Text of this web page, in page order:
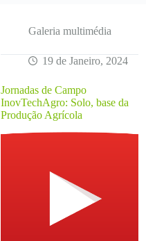
Robótica
IoT
na
Galeria multimédia
19 de Janeiro, 2024
Jornadas de Campo
InovTechAgro: Solo, base da
Produção Agrícola